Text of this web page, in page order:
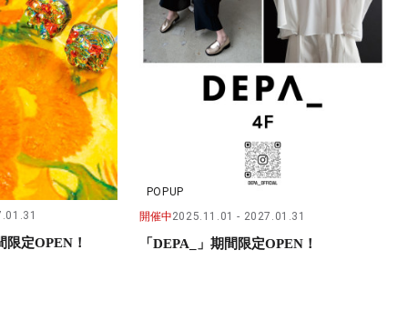
定OPEN！
POPUP
開催中2025.11.01 2027.01.31
「DEPA_」期間限定OPEN！